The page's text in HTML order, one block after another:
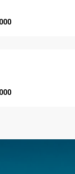
000
000